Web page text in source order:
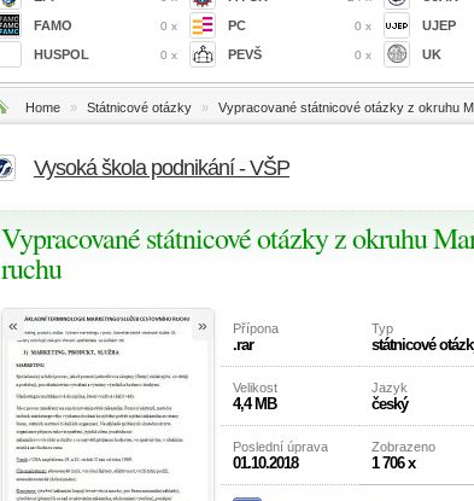
FAMO 0 x
HUSPOL 0 x
PC 0 x
PEVŠ 0 x
UJEP
UK
Home » Státnicové otázky » Vypracované státnicové otázky z okruhu
Vysoká škola podnikání - VŠP
Vypracované státnicové otázky z okruhu
ruchu
« » Přípona
.rar
Typ
státnicové
Velikost
4,4 MB
Jazyk
český
Poslední úprava
01.10.2018
Zobrazeno
1 706 x